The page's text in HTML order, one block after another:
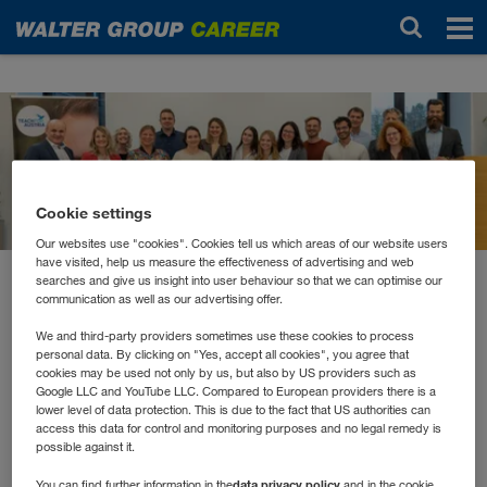
Noutăți
Corporate Volunteering der
WALTER GROUP
Gemeinsam mitTeach For Austriawurde die Möglichkeit
geschaffen, sich als Mitarbeiter*in der WALTER GROUP
Cookie settings
Our websites use "cookies". Cookies tell us which areas of our website users
have visited, help us measure the effectiveness of advertising and web
searches and give us insight into user behaviour so that we can optimise our
communication as well as our advertising offer.
We and third-party providers sometimes use these cookies to process
personal data. By clicking on "Yes, accept all cookies", you agree that
cookies may be used not only by us, but also by US providers such as
Google LLC and YouTube LLC. Compared to European providers there is a
lower level of data protection. This is due to the fact that US authorities can
access this data for control and monitoring purposes and no legal remedy is
possible against it.